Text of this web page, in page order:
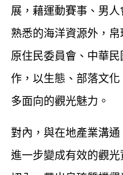
展，藉運動賽事、男
熟悉的海洋資源外，
原住民委員會、中華
作，以生態、部落文
多面向的觀光魅力。
對內，與在地產業溝通
進一步變成有效的觀